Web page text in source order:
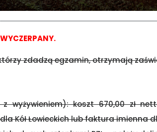
zdadzą egzamin, otrzymają
z wyżywieniem): koszt 670,00 zł
Kół Łowieckich lub faktura imienna